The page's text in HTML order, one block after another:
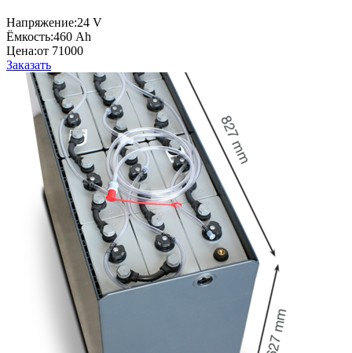
Напряжение:24 V
Ёмкость:460 Ah
Цена:от 71000
Заказать